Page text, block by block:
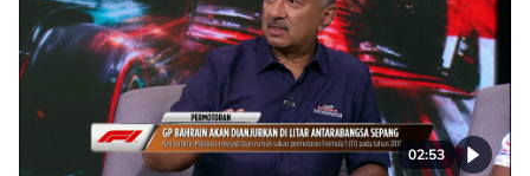
02:53